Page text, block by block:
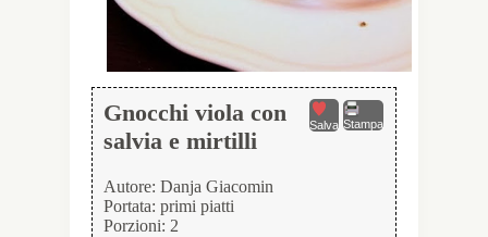
Salva Stampa
Gnocchi viola con
salvia e mirtilli
Autore: Danja Giacomin
Portata: primi piatti
Porzioni: 2